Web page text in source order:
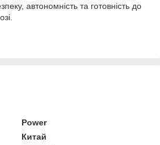
автономність та готовність до
Power
Китай